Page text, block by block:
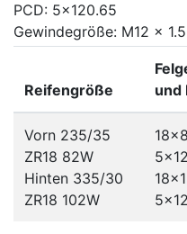
PCD: 5x120.65
Gewindegröße: M12 x 1.5
Reifengröße
und
Vorn 235/35
ZR18 82W
Hinten 335/30
ZR18 102W